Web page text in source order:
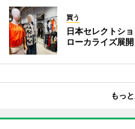
買う
日本セレクトシ
ローカライズ展
もっ